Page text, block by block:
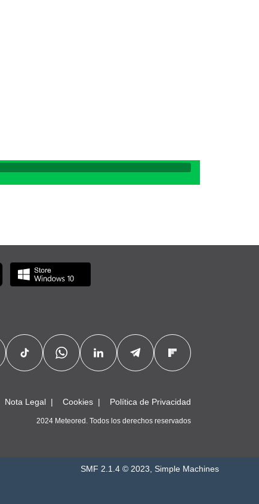
Nota Legal Cookies Política de Privacidad
2024 Meteored. Todos los derechos reservados
SMF 2.1.4 © 2023, Simple Machines